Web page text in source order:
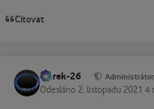
Citovat
Marek-26 Administrátor
Odesláno 2. listopadu 2021 4